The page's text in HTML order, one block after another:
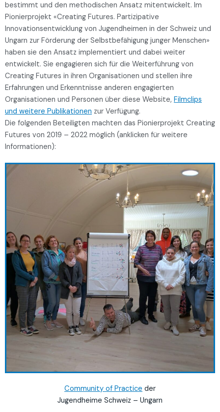
bestimmt und den methodischen Ansatz mitentwickelt. Im
Pionierprojekt «Creating Futures. Partizipative
Innovationsentwicklung von Jugendheimen in der Schweiz und
Ungarn zur Förderung der Selbstbefähigung junger Menschen»
haben sie den Ansatz implementiert und dabei weiter
entwickelt. Sie engagieren sich für die Weiterführung von
Creating Futures in ihren Organisationen und stellen ihre
Erfahrungen und Erkenntnisse anderen engagierten
Organisationen und Personen über diese Website, Filmclips
und weitere Publikationen zur Verfügung.
Die folgenden Beteiligten machten das Pionierprojekt Creating
Futures von 2019 – 2022 möglich (anklicken für weitere
Informationen):
Community of Practice der
Jugendheime Schweiz – Ungarn